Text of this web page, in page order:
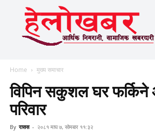
Home मुख्य समाचार
विपिन सकुशल घर फर्किने
परिवार
By रासस - २०८१ माघ ७, सोमबार ११:३२